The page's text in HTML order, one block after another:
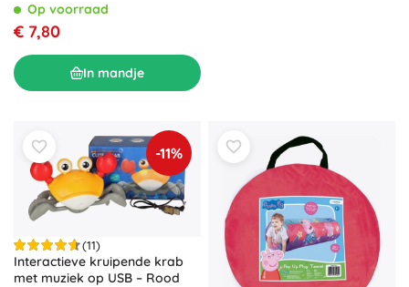
Op voorraad
€ 7,80
In mandje
-11%
(11)
Interactieve kruipende krab
met muziek op USB – Rood